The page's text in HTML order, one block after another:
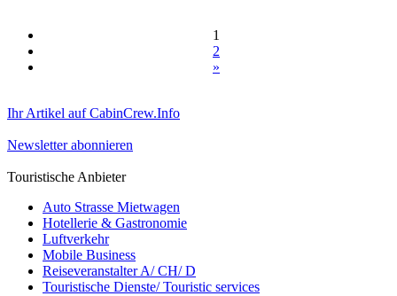
1
2
»
Ihr Artikel auf CabinCrew.Info
Newsletter abonnieren
Touristische Anbieter
Auto Strasse Mietwagen
Hotellerie & Gastronomie
Luftverkehr
Mobile Business
Reiseveranstalter A/ CH/ D
Touristische Dienste/ Touristic services